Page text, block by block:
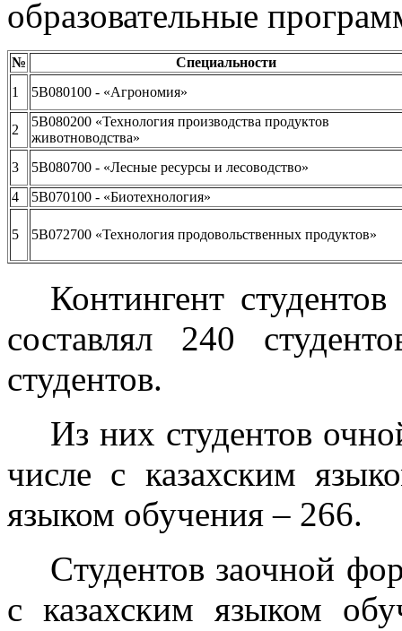
образовательные
№
Специальности
1
5B080100 - «Агрономия»
2
5В080200 «Технология производства продуктов
животноводства»
3
5B080700 - «Лесные ресурсы и лесоводство»
4
5В070100 - «Биотехнология»
5 5В072700 «Технология продовольственных продуктов»
Контингент
составлял 240
студентов.
Из них студентов
числе с казахским
языком обучения – 266.
Cтудентов заочной
с казахским языком